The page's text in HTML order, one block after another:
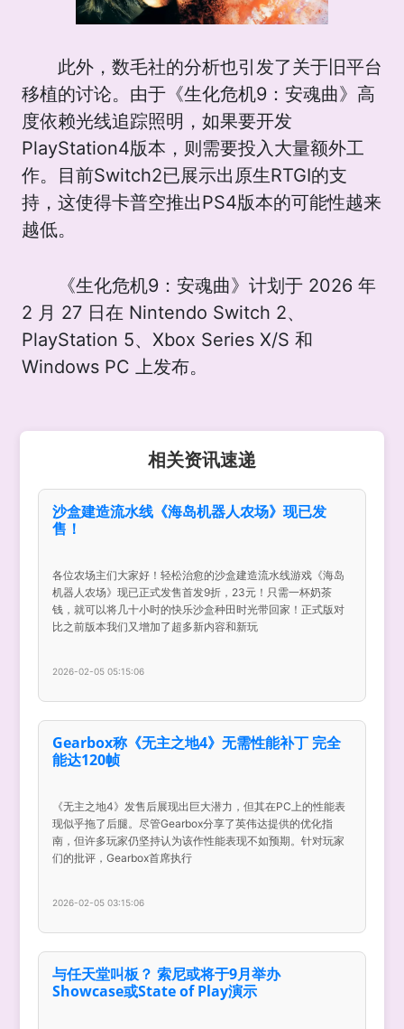
此外，数毛社的分析也引发了关于旧平台
移植的讨论。由于《生化危机9：安魂曲》高
度依赖光线追踪照明，如果要开发
PlayStation4版本，则需要投入大量额外工
作。目前Switch2已展示出原生RTGI的支
持，这使得卡普空推出PS4版本的可能性越来
越低。
《生化危机9：安魂曲》计划于 2026 年
2 月 27 日在 Nintendo Switch 2、
PlayStation 5、Xbox Series X/S 和
Windows PC 上发布。
相关资讯速递
沙盒建造流水线《海岛机器人农场》现已发
售！
各位农场主们大家好！轻松治愈的沙盒建造流水线游戏《海岛
机器人农场》现已正式发售首发9折，23元！只需一杯奶茶
钱，就可以将几十小时的快乐沙盒种田时光带回家！正式版对
比之前版本我们又增加了超多新内容和新玩
2026-02-05 05:15:06
Gearbox称《无主之地4》无需性能补丁 完全
能达120帧
《无主之地4》发售后展现出巨大潜力，但其在PC上的性能表
现似乎拖了后腿。尽管Gearbox分享了英伟达提供的优化指
南，但许多玩家仍坚持认为该作性能表现不如预期。针对玩家
们的批评，Gearbox首席执行
2026-02-05 03:15:06
与任天堂叫板？ 索尼或将于9月举办
Showcase或State of Play演示